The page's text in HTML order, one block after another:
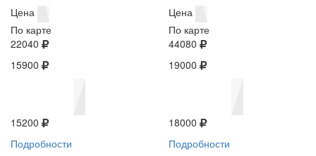
Цена
По карте
22040
15900
15200
Подробности
Цена
По карте
44080
19000
18000
Подробности